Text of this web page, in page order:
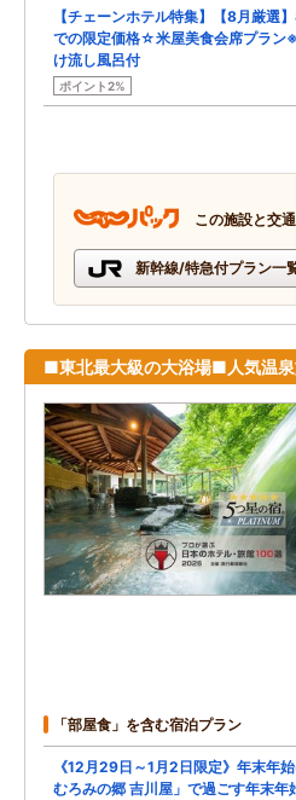
【チェーンホテル特集】【8月厳選
での限定価格☆米屋美食会席プラン
け流し風呂付
ポイント2%
この施設と交
新幹線/特急付プラン一
■東北最大級の大浴場■人気温
「部屋食」を含む宿泊プラン
《12月29日～1月2日限定》年末年
むろみの郷 吉川屋」で過ごす年末年